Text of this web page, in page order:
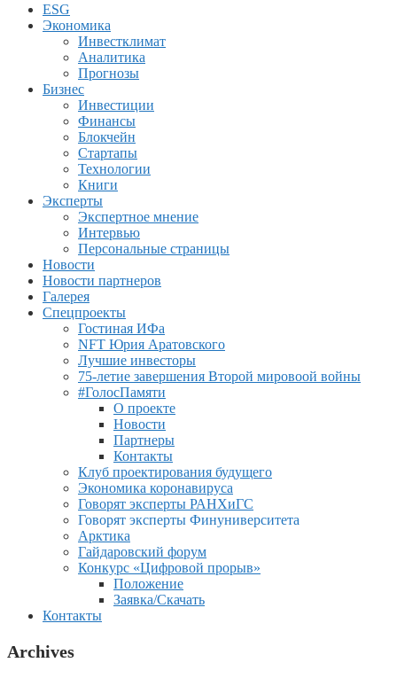
ESG
Экономика
Инвестклимат
Аналитика
Прогнозы
Бизнес
Инвестиции
Финансы
Блокчейн
Стартапы
Технологии
Книги
Эксперты
Экспертное мнение
Интервью
Персональные страницы
Новости
Новости партнеров
Галерея
Спецпроекты
Гостиная ИФа
NFT Юрия Аратовского
Лучшие инвесторы
75-летие завершения Второй мировоой войны
#ГолосПамяти
О проекте
Новости
Партнеры
Контакты
Клуб проектирования будущего
Экономика коронавируса
Говорят эксперты РАНХиГС
Говорят эксперты Финуниверситета
Арктика
Гайдаровский форум
Конкурс «Цифровой прорыв»
Положение
Заявка/Скачать
Контакты
Archives